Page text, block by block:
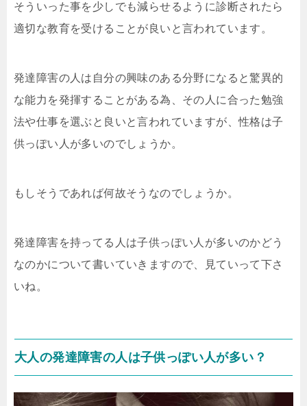
そういった事を少しでも減らせるように診断されたら
適切な教育を受けることが良いと言われています。
発達障害の人は自分の興味のある分野になると驚異的
な能力を発揮することがある為、その人に合った勉強
法や仕事を選ぶと良いと言われていますが、性格は子
供っぽい人が多いのでしょうか。
もしそうであれば何故そうなのでしょうか。
発達障害を持ってる人は子供っぽい人が多いのかどう
なのかについて書いていきますので、見ていって下さ
いね。
大人の発達障害の人は子供っぽい人が多い？